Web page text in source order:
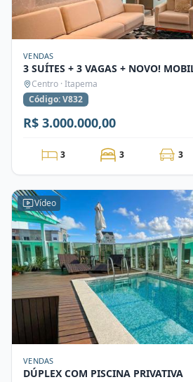
VENDAS
3 SUÍTES + 3 VAGAS + NOVO!
Centro · Itapema
Código: V832
R$ 3.000.000,00
3 3 3
Vídeo
VENDAS
DÚPLEX COM PISCINA PRIVATIVA